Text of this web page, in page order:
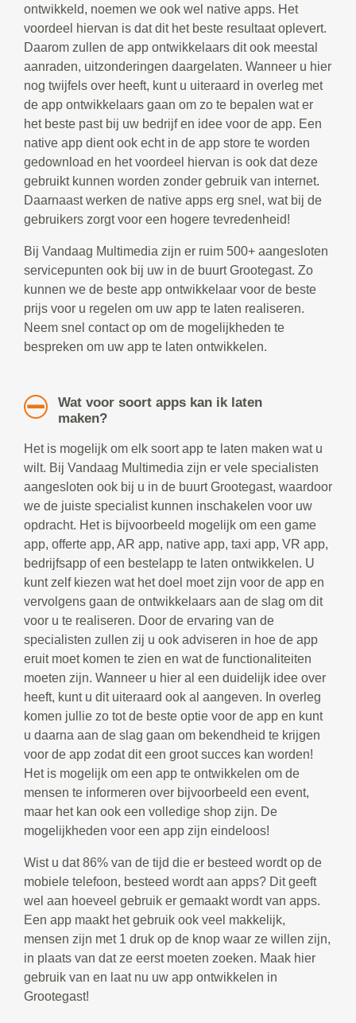
ontwikkeld, noemen we ook wel native apps. Het
voordeel hiervan is dat dit het beste resultaat oplevert.
Daarom zullen de app ontwikkelaars dit ook meestal
aanraden, uitzonderingen daargelaten. Wanneer u hier
nog twijfels over heeft, kunt u uiteraard in overleg met
de app ontwikkelaars gaan om zo te bepalen wat er
het beste past bij uw bedrijf en idee voor de app. Een
native app dient ook echt in de app store te worden
gedownload en het voordeel hiervan is ook dat deze
gebruikt kunnen worden zonder gebruik van internet.
Daarnaast werken de native apps erg snel, wat bij de
gebruikers zorgt voor een hogere tevredenheid!
Bij Vandaag Multimedia zijn er ruim 500+ aangesloten
servicepunten ook bij uw in de buurt Grootegast. Zo
kunnen we de beste app ontwikkelaar voor de beste
prijs voor u regelen om uw app te laten realiseren.
Neem snel contact op om de mogelijkheden te
bespreken om uw app te laten ontwikkelen.
Wat voor soort apps kan ik laten
maken?
Het is mogelijk om elk soort app te laten maken wat u
wilt. Bij Vandaag Multimedia zijn er vele specialisten
aangesloten ook bij u in de buurt Grootegast, waardoor
we de juiste specialist kunnen inschakelen voor uw
opdracht. Het is bijvoorbeeld mogelijk om een game
app, offerte app, AR app, native app, taxi app, VR app,
bedrijfsapp of een bestelapp te laten ontwikkelen. U
kunt zelf kiezen wat het doel moet zijn voor de app en
vervolgens gaan de ontwikkelaars aan de slag om dit
voor u te realiseren. Door de ervaring van de
specialisten zullen zij u ook adviseren in hoe de app
eruit moet komen te zien en wat de functionaliteiten
moeten zijn. Wanneer u hier al een duidelijk idee over
heeft, kunt u dit uiteraard ook al aangeven. In overleg
komen jullie zo tot de beste optie voor de app en kunt
u daarna aan de slag gaan om bekendheid te krijgen
voor de app zodat dit een groot succes kan worden!
Het is mogelijk om een app te ontwikkelen om de
mensen te informeren over bijvoorbeeld een event,
maar het kan ook een volledige shop zijn. De
mogelijkheden voor een app zijn eindeloos!
Wist u dat 86% van de tijd die er besteed wordt op de
mobiele telefoon, besteed wordt aan apps? Dit geeft
wel aan hoeveel gebruik er gemaakt wordt van apps.
Een app maakt het gebruik ook veel makkelijk,
mensen zijn met 1 druk op de knop waar ze willen zijn,
in plaats van dat ze eerst moeten zoeken. Maak hier
gebruik van en laat nu uw app ontwikkelen in
Grootegast!